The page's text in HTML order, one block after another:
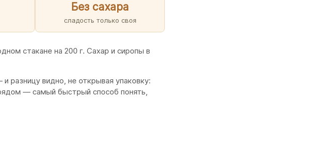
Без сахара
сладость только своя
стакане на 200 г. Сахар и сиропы в
разницу видно, не открывая упаковку:
— самый быстрый способ понять,